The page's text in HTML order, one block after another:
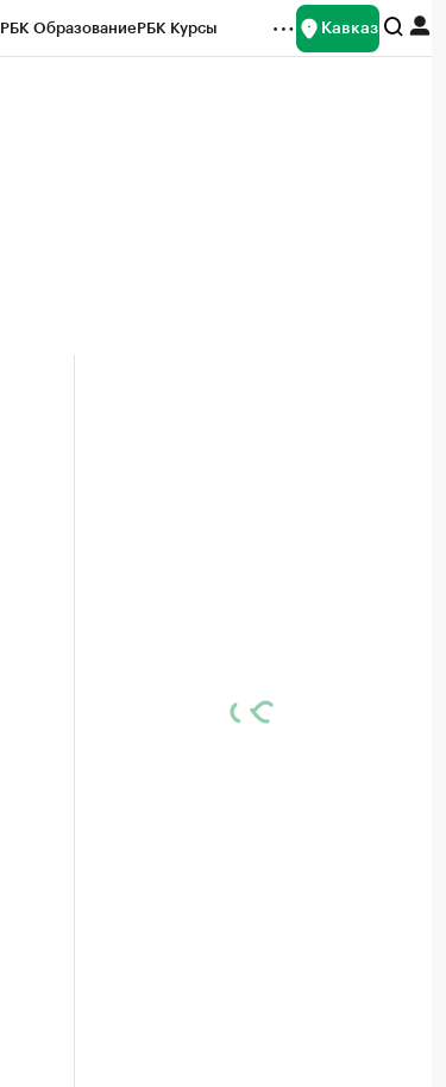
РБК ОбразованиеРБК Курсы Кавказ